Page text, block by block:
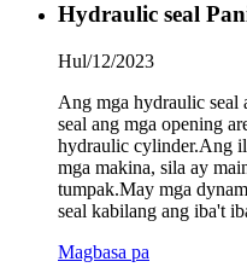
Hydraulic seal
Hul/12/2023
Ang mga hydraulic seal
seal ang mga opening
hydraulic cylinder.Ang
mga makina, sila ay
tumpak.May mga
seal kabilang ang iba't
Magbasa pa